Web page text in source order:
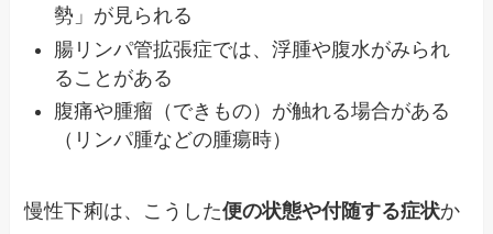
勢」が見られる
腸リンパ管拡張症では、浮腫や腹水がみられ
ることがある
腹痛や腫瘤（できもの）が触れる場合がある
（リンパ腫などの腫瘍時）
慢性下痢は、こうした便の状態や付随する症状か